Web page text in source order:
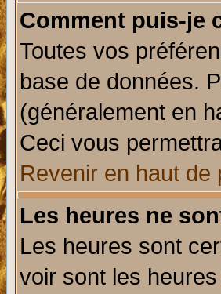
Comment puis-je
Toutes vos
base de données.
(généralement en
Ceci vous
Revenir en haut de
Les heures ne
Les heures sont
voir sont les